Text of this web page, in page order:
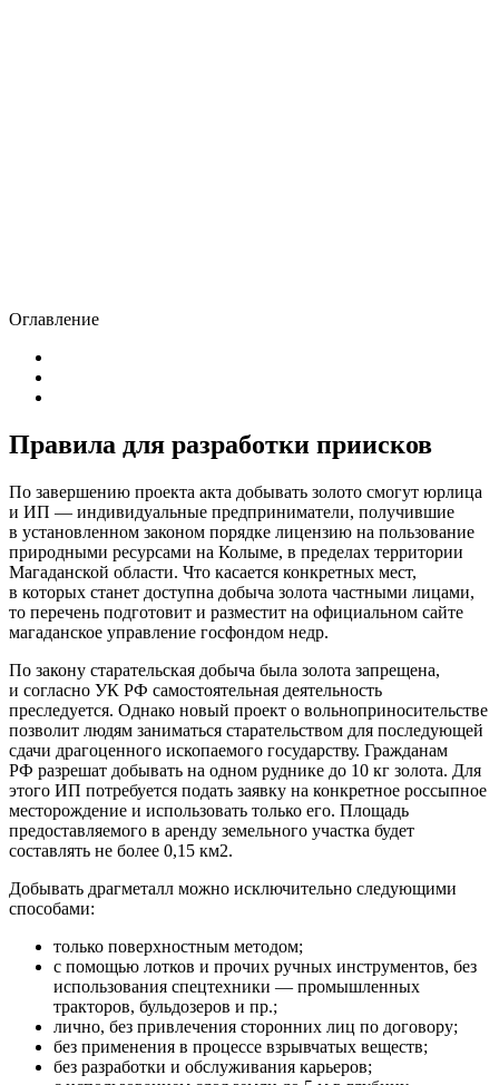
Оглавление
Правила для разработки приисков
По завершению проекта акта добывать золото смогут юрлица
и ИП — индивидуальные предприниматели, получившие
в установленном законом порядке лицензию на пользование
природными ресурсами на Колыме, в пределах территории
Магаданской области. Что касается конкретных мест,
в которых станет доступна добыча золота частными лицами,
то перечень подготовит и разместит на официальном сайте
магаданское управление госфондом недр.
По закону старательская добыча была золота запрещена,
и согласно УК РФ самостоятельная деятельность
преследуется. Однако новый проект о вольноприносительстве
позволит людям заниматься старательством для последующей
сдачи драгоценного ископаемого государству. Гражданам
РФ разрешат добывать на одном руднике до 10 кг золота. Для
этого ИП потребуется подать заявку на конкретное россыпное
месторождение и использовать только его. Площадь
предоставляемого в аренду земельного участка будет
составлять не более 0,15 км2.
Добывать драгметалл можно исключительно следующими
способами:
только поверхностным методом;
с помощью лотков и прочих ручных инструментов, без
использования спецтехники — промышленных
тракторов, бульдозеров и пр.;
лично, без привлечения сторонних лиц по договору;
без применения в процессе взрывчатых веществ;
без разработки и обслуживания карьеров;